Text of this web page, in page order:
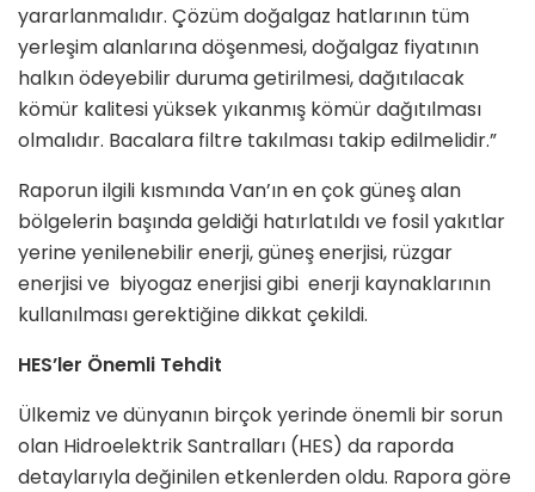
yararlanmalıdır. Çözüm doğalgaz hatlarının tüm
yerleşim alanlarına döşenmesi, doğalgaz fiyatının
halkın ödeyebilir duruma getirilmesi, dağıtılacak
kömür kalitesi yüksek yıkanmış kömür dağıtılması
olmalıdır. Bacalara filtre takılması takip edilmelidir.”
Raporun ilgili kısmında Van’ın en çok güneş alan
bölgelerin başında geldiği hatırlatıldı ve fosil yakıtlar
yerine yenilenebilir enerji, güneş enerjisi, rüzgar
enerjisi ve biyogaz enerjisi gibi enerji kaynaklarının
kullanılması gerektiğine dikkat çekildi.
HES’ler Önemli Tehdit
Ülkemiz ve dünyanın birçok yerinde önemli bir sorun
olan Hidroelektrik Santralları (HES) da raporda
detaylarıyla değinilen etkenlerden oldu. Rapora göre